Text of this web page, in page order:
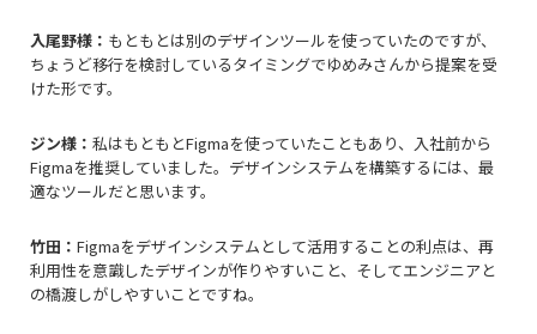
入尾野様： もともとは別のデザインツールを使っていたのですが、
ちょうど移行を検討しているタイミングでゆめみさんから提案を受
けた形です。
ジン様： 私はもともとFigmaを使っていたこともあり、入社前から
Figmaを推奨していました。デザインシステムを構築するには、最
適なツールだと思います。
竹田： Figmaをデザインシステムとして活用することの利点は、再
利用性を意識したデザインが作りやすいこと、そしてエンジニアと
の橋渡しがしやすいことですね。